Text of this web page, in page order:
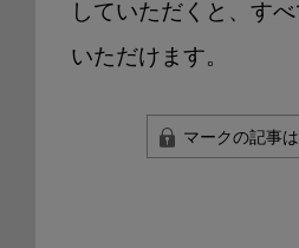
していただくと、す
いただけます。
マークの記事